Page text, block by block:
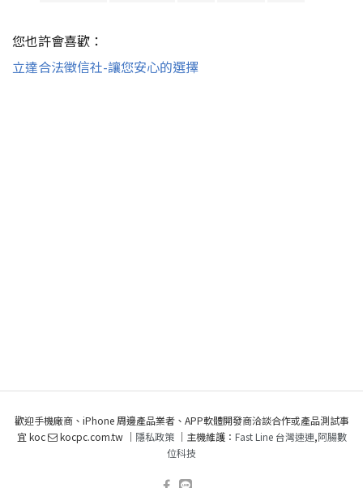
您也許會喜歡：
立達合法徵信社-讓您安心的選擇
歡迎手機廠商、iPhone 周邊產品業者、APP軟體開發商洽談合作或產品測試事
宜 koc
kocpc.com.tw ｜ 隱私政策｜主機維護： Fast Line 台灣速連,阿腸數
位科技